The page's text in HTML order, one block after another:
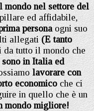
mondo nel settore del
ed affidabile,
personaogni suo
allegati(E tanto
tutto il mondo che
in Italia ed
lavorare con
economicoche ci
in quello che è un
mondo migliore!